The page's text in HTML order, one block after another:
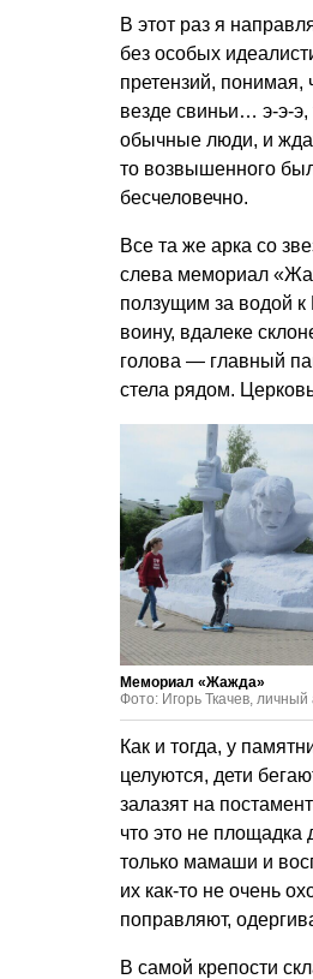
В этот раз я
без особых
претензий,
везде свиньи… э-э-э,
обычные люди, и
то возвышенного
бесчеловечно.
Все та же арка со
слева мемориал
ползущим за водой
воину, вдалеке
голова — главный
стела рядом.
Мемориал «Жажда»
Фото: Игорь Ткачев, личный
Как и тогда, у
целуются, дети
залазят на
что это не площадка
только мамаши и
их как-то не очень
поправляют,
В самой крепости